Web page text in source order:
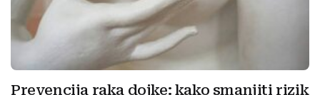
Prevencija raka dojke: kako smanjiti rizik